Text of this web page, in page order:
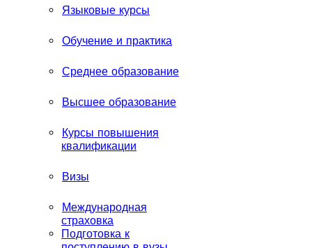
Языковые курсы
Обучение и практика
Среднее образование
Высшее образование
Курсы повышения
квалификации
Визы
Международная
страховка
Подготовка к